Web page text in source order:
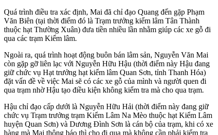
Quá trình điều tra xác định, Mai đã chỉ đạo Quang đến gặp Phạm
Văn Biên (tại thời điểm đó là Trạm trưởng kiểm lâm Tân Thành
thuộc hạt Thường Xuân) đưa tiền nhiều lần nhằm giúp các xe gỗ đi
qua các trạm Kiểm lâm.
Ngoài ra, quá trình hoạt động buôn bán lâm sản, Nguyễn Văn Mai
còn gặp gỡ liên lạc với Nguyễn Hữu Hậu (thời điểm này Hậu đang
giữ chức vụ Hạt trưởng hạt kiểm lâm Quan Sơn, tỉnh Thanh Hóa)
đặt vấn đề về việc Mai sẽ có các xe gỗ của mình và người quen đi
qua trạm nhờ Hậu tạo điều kiện không kiểm tra mà cho qua trạm.
Hậu chỉ đạo cấp dưới là Nguyễn Hữu Hải (thời điểm này đang giữ
chức vụ Trạm trưởng trạm Kiểm Lâm Na Mèo thuộc hạt Kiểm Lâm
huyện Quan Sơn) và Dương Đình Sơn là cán bộ của trạm, khi có xe
hàng mà Mai thông báo thì cho đi qua mà không cần phải kiểm tra